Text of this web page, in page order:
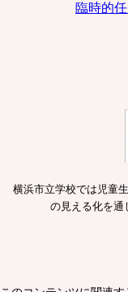
臨時的
横浜市立学校では児童
の見える化を通